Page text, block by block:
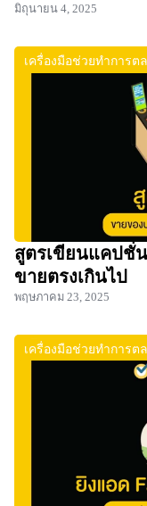
มิถุนายน 4, 2025
เครื่องมือช่วยทำการต
สูตรเขียนแคปชั่
ขายตรงเกินไป
พฤษภาคม 23, 2025
เครื่องมือช่วยทำการต